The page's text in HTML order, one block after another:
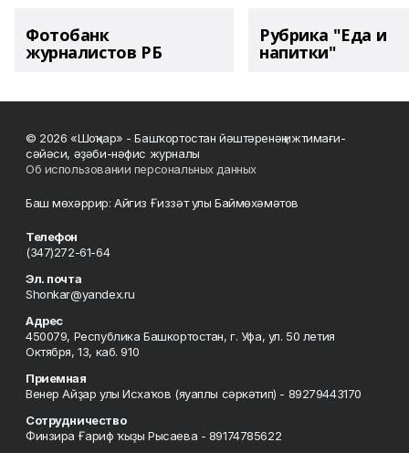
Фотобанк
журналистов РБ
Рубрика "Еда и
напитки"
© 2026 «Шоңҡар» - Башҡортостан йәштәренәң ижтимағи-
сәйәси, әҙәби-нәфис журналы
Об использовании персональных данных
Баш мөхәррир: Айгиз Ғиззәт улы Баймөхәмәтов
Телефон
(347)272-61-64
Эл. почта
Shonkar@yandex.ru
Адрес
450079, Республика Башкортостан, г. Уфа, ул. 50 летия
Октября, 13, каб. 910
Приемная
Венер Айҙар улы Исхаҡов (яуаплы сәркәтип) - 89279443170
Сотрудничество
Финзира Ғариф ҡыҙы Рысаева - 89174785622